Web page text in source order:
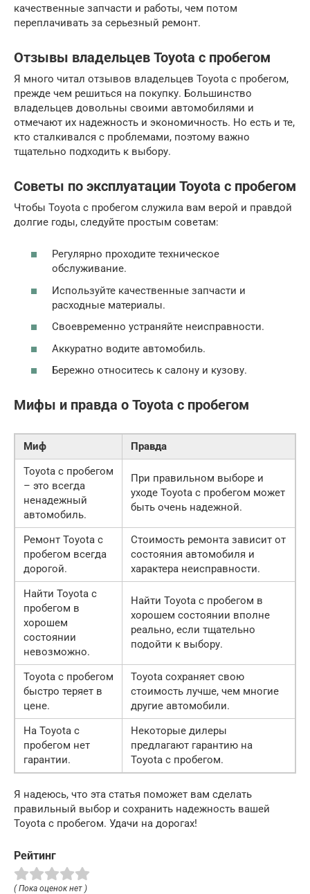
качественные запчасти и работы, чем потом
переплачивать за серьезный ремонт.
Отзывы владельцев Toyota с пробегом
Я много читал отзывов владельцев Toyota с пробегом,
прежде чем решиться на покупку. Большинство
владельцев довольны своими автомобилями и
отмечают их надежность и экономичность. Но есть и те,
кто сталкивался с проблемами, поэтому важно
тщательно подходить к выбору.
Советы по эксплуатации Toyota с пробегом
Чтобы Toyota с пробегом служила вам верой и правдой
долгие годы, следуйте простым советам:
Регулярно проходите техническое
обслуживание.
Используйте качественные запчасти и
расходные материалы.
Своевременно устраняйте неисправности.
Аккуратно водите автомобиль.
Бережно относитесь к салону и кузову.
Мифы и правда о Toyota с пробегом
Миф
Правда
Toyota с пробегом
– это всегда
ненадежный
автомобиль.
При правильном выборе и
уходе Toyota с пробегом может
быть очень надежной.
Ремонт Toyota с
пробегом всегда
дорогой.
Стоимость ремонта зависит от
состояния автомобиля и
характера неисправности.
Найти Toyota с
пробегом в
хорошем
состоянии
невозможно.
Найти Toyota с пробегом в
хорошем состоянии вполне
реально, если тщательно
подойти к выбору.
Toyota с пробегом
быстро теряет в
цене.
Toyota сохраняет свою
стоимость лучше, чем многие
другие автомобили.
На Toyota с
пробегом нет
гарантии.
Некоторые дилеры
предлагают гарантию на
Toyota с пробегом.
Я надеюсь, что эта статья поможет вам сделать
правильный выбор и сохранить надежность вашей
Toyota с пробегом. Удачи на дорогах!
Рейтинг
( Пока оценок нет )